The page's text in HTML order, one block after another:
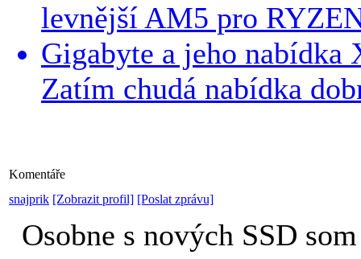
levnější AM5 pro
Gigabyte a jeho nabídka
Zatím chudá nabídka
Komentáře
snajprik [Zobrazit profil] [Poslat zprávu]
Osobne s nových SSD